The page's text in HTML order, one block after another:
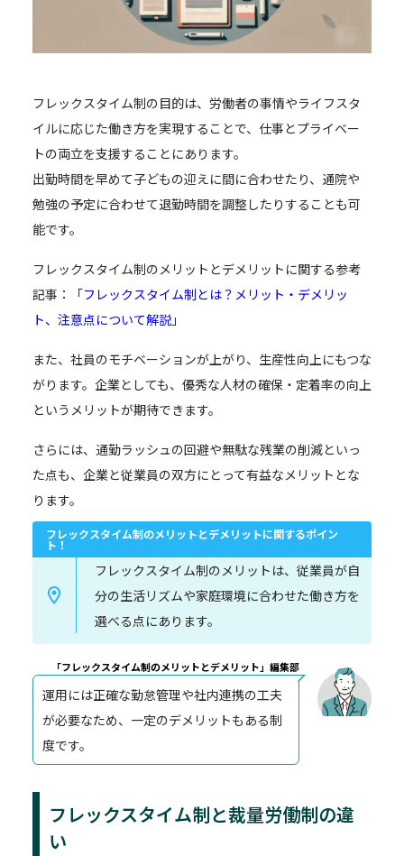
フレックスタイム制の目的は、労働者の事情やライフスタ
イルに応じた働き方を実現することで、仕事とプライベー
トの両立を支援することにあります。
出勤時間を早めて子どもの迎えに間に合わせたり、通院や
勉強の予定に合わせて退勤時間を調整したりすることも可
能です。
フレックスタイム制のメリットとデメリットに関する参考
記事：「フレックスタイム制とは？メリット・デメリッ
ト、注意点について解説 」
また、社員のモチベーションが上がり、生産性向上にもつな
がります。企業としても、優秀な人材の確保・定着率の向上
というメリットが期待できます。
さらには、通勤ラッシュの回避や無駄な残業の削減といっ
た点も、企業と従業員の双方にとって有益なメリットとな
ります。
フレックスタイム制のメリットとデメリットに関するポイン
ト！
フレックスタイム制のメリットは、従業員が自
分の生活リズムや家庭環境に合わせた働き方を
選べる点にあります。
「フレックスタイム制のメリットとデメリット」編集部
運用には正確な勤怠管理や社内連携の工夫
が必要なため、一定のデメリットもある制
度です。
フレックスタイム制と裁量労働制の違
い